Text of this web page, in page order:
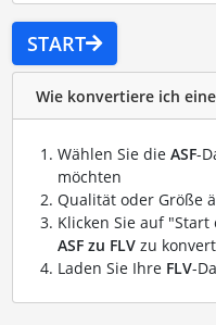
START
Wie konvertiere ich eine
Wählen Sie die ASF-
möchten
Qualität oder Größe
Klicken Sie auf
ASF zu FLVzu
Laden Sie Ihre FLV-